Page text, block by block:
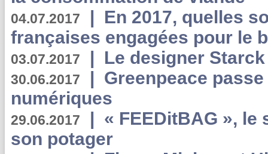
04.07.2017 | En 2017, quelles
françaises engagées pour le
03.07.2017 | Le designer
30.06.2017 | Greenpeace
numériques
29.06.2017 | « FEEDitBAG », le
son potager